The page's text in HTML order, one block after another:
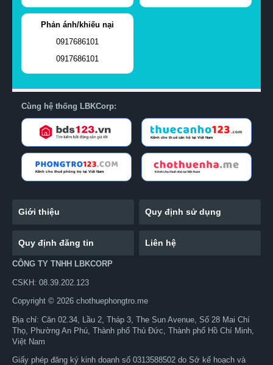
Phản ánh/khiếu nại
0917686101
0917686101
Cùng hệ thống LBKCorp:
Giới thiệu Quy định sử dụng
Quy định đăng tin Liên hệ
CÔNG TY TNHH LBKCORP
CSKH: 08.39.202.123
Copyright © 2026 chothuephongtro.me
Địa chỉ: Căn 02.34, Lầu 2, Tháp 3, The Sun Avenue, Số 28 Mai Chí
Thọ, Phường An Phú, Thành phố Thủ Đức, Thành phố Hồ Chí Minh,
Việt Nam
Giấy phép đăng ký kinh doanh số 0313588502 do Sở kế hoạch và